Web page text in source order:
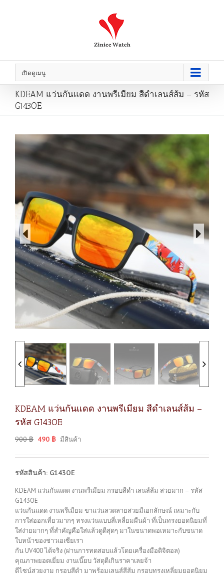
เปิดดูเมนู
KDEAM แว่นกันแดด งานพรีเมียม สีดำเลนส์ส้ม – รหัส
G143OE
KDEAM แว่นกันแดด งานพรีเมียม สีดำเลนส์ส้ม –
รหัส G143OE
900฿ 490 ฿ มีสินค้า
รหัสสินค้า: G143OE
KDEAM แว่นกันแดด งานพรีเมียม กรอบสีดำ เลนส์ส้ม สวยมาก – รหัส
G143OE
แว่นกันแดด งานพรีเมียม ขาแว่นลวดลายสวยมีเอกลักษณ์ เหมาะกับ
การใส่ออกเที่ยวมากๆ ทรงแว่นแบบสี่เหลี่ยมผืนผ้า ที่เป็นทรงยอดนิยมที่
ใส่ง่ายมากๆ ที่สำคัญคือใส่แล้วดูดีสุดๆ มาในขนาดพอเหมาะกับขนาด
ใบหน้าของชาวเอเซียเรา
กัน UV400 ได้จริง (ผ่านการทดสอบแล้วโดยเครื่องมือดิจิตอล)
คุณภาพยอดเยี่ยม งานเนี๊ยบ วัสดุดีเกินราคาเลยจ้า
ดีไซน์สวยงาม กรอบสีดำ มาพร้อมเลนส์สีส้ม กรอบทรงเหลี่ยมยอดนิยม